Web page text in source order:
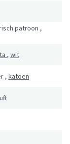
patroon ,
, wit
, katoen